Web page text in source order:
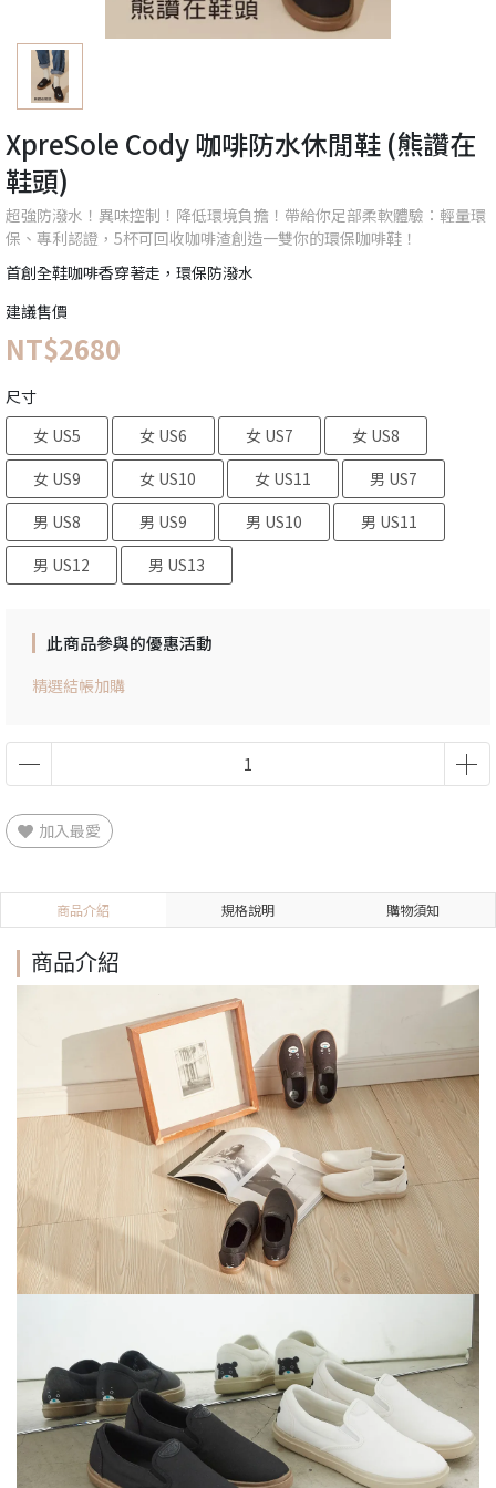
XpreSole Cody 咖啡防水休閒鞋 (熊讚在
鞋頭)
超強防潑水！異味控制！降低環境負擔！帶給你足部柔軟體驗：輕量環
保、專利認證，5杯可回收咖啡渣創造一雙你的環保咖啡鞋！
首創全鞋咖啡香穿著走，環保防潑水
建議售價
NT$2680
尺寸
女 US5
女 US6 女 US7
女 US8
女 US9
女 US10 女 US11
男 US7
男 US8
男 US9 男 US10
男 US11
男 US12
男 US13
此商品參與的優惠活動
精選結帳加購
加入最愛
商品介紹 規格說明 購物須知
商品介紹